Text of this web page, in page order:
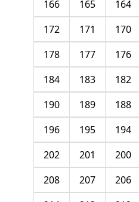
164
165
166
170
171
172
176
177
178
182
183
184
188
189
190
194
195
196
200
201
202
206
207
208